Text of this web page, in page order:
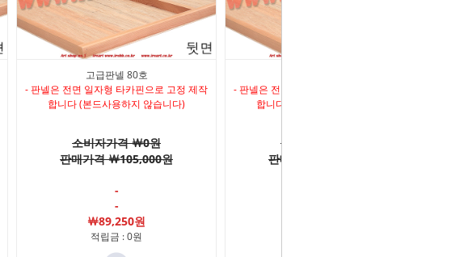
고급판넬 80호
- 판넬은 전면 일자형 타카핀으로 고정 제작
합니다 (본드사용하지 않습니다)
소비자가격 ￦0원
판매가격 ￦105,000원
-
-
￦89,250원
적립금 : 0원
- 판넬은 전면 일자형 타카핀으로 고정 제작
합니다 (본드사용하지 않습니다)
소비자가격 ￦0원
판매가격 ￦150,000원